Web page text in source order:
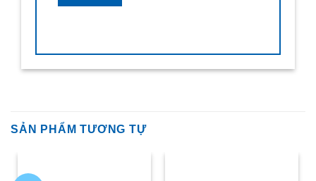
SẢN PHẨM TƯƠNG TỰ